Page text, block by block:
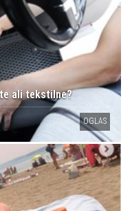
ali tekstilne?
OGLAS